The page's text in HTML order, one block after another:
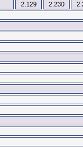
2.129 2.230